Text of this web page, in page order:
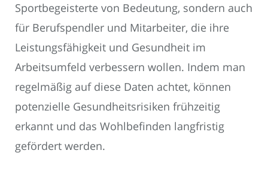
Sportbegeisterte von Bedeutung, sondern auch
für Berufspendler und Mitarbeiter, die ihre
Leistungsfähigkeit und Gesundheit im
Arbeitsumfeld verbessern wollen. Indem man
regelmäßig auf diese Daten achtet, können
potenzielle Gesundheitsrisiken frühzeitig
erkannt und das Wohlbefinden langfristig
gefördert werden.